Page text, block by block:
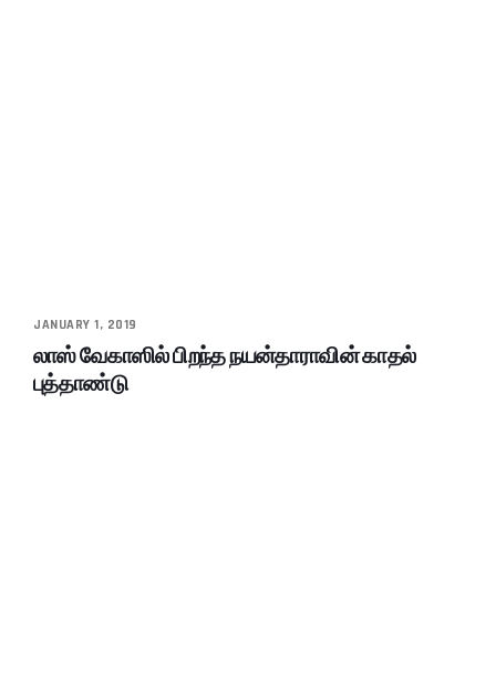
JANUARY 1, 2019
லாஸ் வேகாஸில் பிறந்த நயன்தாராவின் காதல்
புத்தாண்டு